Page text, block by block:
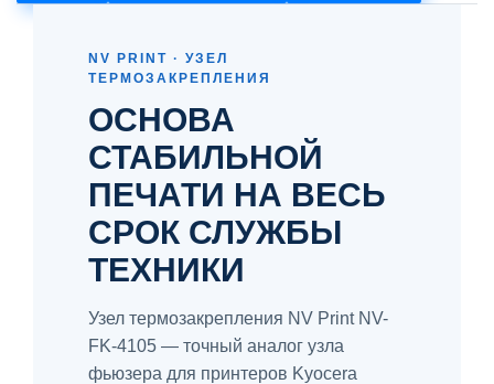
NV PRINT · УЗЕЛ
ТЕРМОЗАКРЕПЛЕНИЯ
ОСНОВА
СТАБИЛЬНОЙ
ПЕЧАТИ НА ВЕСЬ
СРОК СЛУЖБЫ
ТЕХНИКИ
Узел термозакрепления NV Print NV-
FK-4105 — точный аналог узла
фьюзера для принтеров Kyocera